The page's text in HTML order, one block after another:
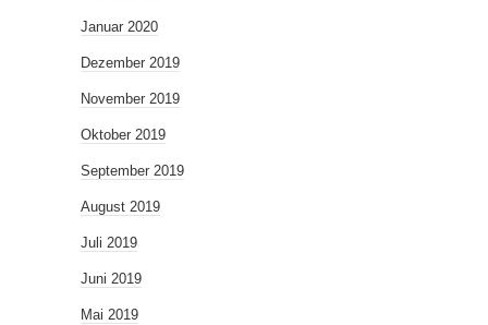
Januar 2020
Dezember 2019
November 2019
Oktober 2019
September 2019
August 2019
Juli 2019
Juni 2019
Mai 2019